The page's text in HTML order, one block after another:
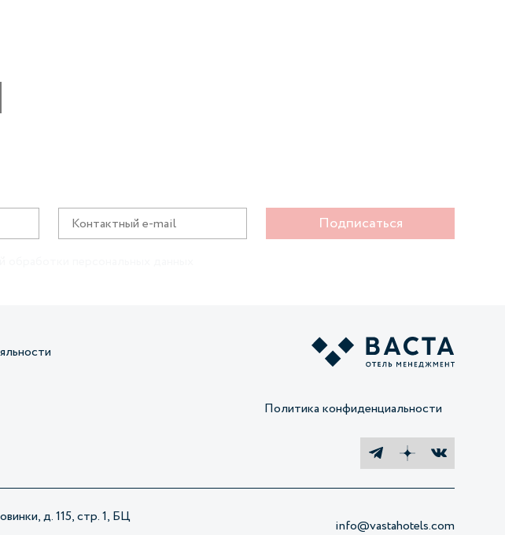
Подписаться
Политика конфиденциальности
д. 115, стр. 1, БЦ
info@vastahotels.com